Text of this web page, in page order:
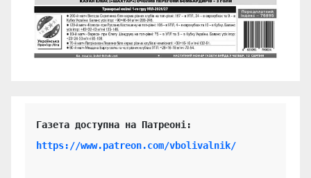
https://www.patreon.com/vbolivalnik/